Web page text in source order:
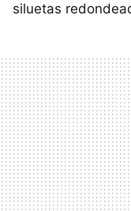
siluetas